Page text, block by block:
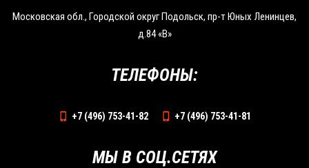
Московская обл., Городской округ Подольск, пр-т Юных Ленинцев,
д.84 «В»
ТЕЛЕФОНЫ:
+7 (496) 753-41-82 +7 (496) 753-41-81
МЫ В СОЦ.СЕТЯХ